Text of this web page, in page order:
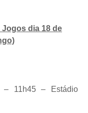
Jogos dia 18 de
– 11h45 – Estádio